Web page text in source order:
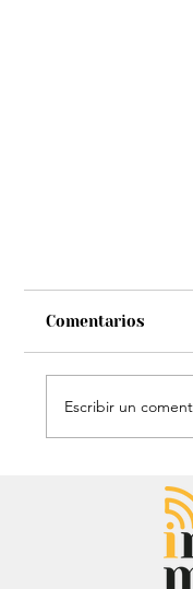
Héroe de
policía
Comentarios
Escribir un